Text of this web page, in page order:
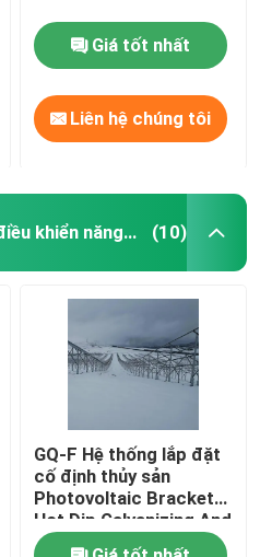
Giá tốt nhất
Liên hệ chúng tôi
Chân đế cố định bảng điều khiển năng lượng mặt trời (10)
GQ-F Hệ thống lắp đặt
cố định thủy sản
Photovoltaic Bracket
Hot Dip Galvanizing And
Aluminum Magnesium